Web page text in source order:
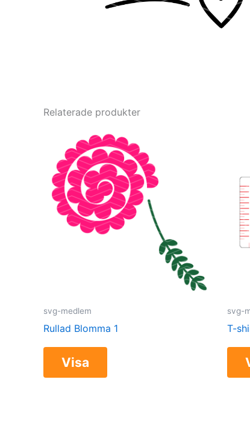
Relaterade produkter
svg-medlem
Rullad Blomma 1
Visa
svg-
T-